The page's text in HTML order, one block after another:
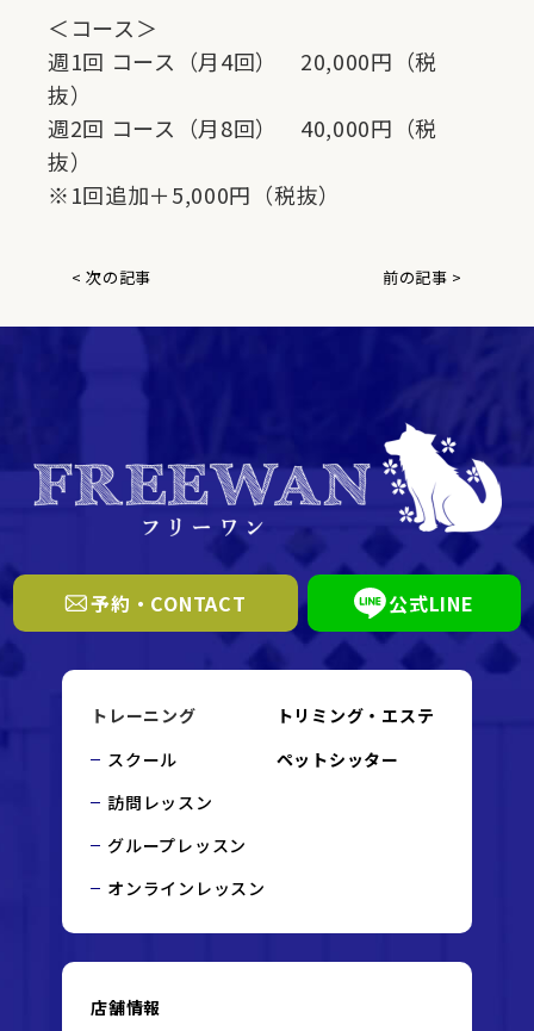
＜コース＞
週1回 コース（月4回） 20,000円（税
抜）
週2回 コース（月8回） 40,000円（税
抜）
※1回追加＋5,000円（税抜）
< 次の記事 前の記事 >
予約・CONTACT 公式LINE
トレーニング
スクール
訪問レッスン
グループレッスン
オンラインレッスン
トリミング・エステ
ペットシッター
店舗情報